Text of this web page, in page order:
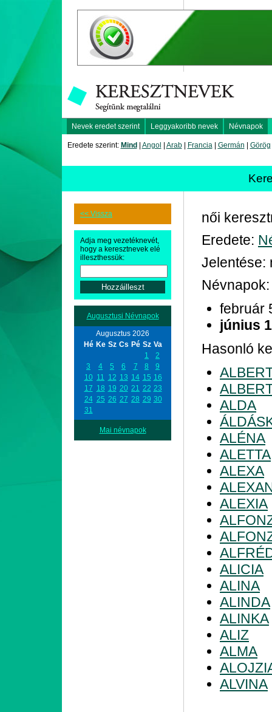
Nevek eredet szerint Leggyakoribb nevek Névnapok
Eredete szerint: Mind Angol Arab| Francia| Germán Görög
<< Vissza
Adja meg vezetéknevét,
hogy a keresztnevek elé
illeszthessük:
Augusztusi Névnapok
Augusztus 2026
Hé Ke Sz Cs Pé Sz Va
1
2
3
4 5 6 7 8
9
10 11 12 13 14 15 16
17 18 19 20 21 22 23
24 25 26 27 28 29 30
31
Mai névnapok
női
Eredete:
Jelentése:
Névnapok:
február
június
Hasonló
ALDA
ALÉNA
ALETTA
ALEXA
ALEXIA
ALICIA
ALINA
ALINDA
ALINKA
ALIZ
ALMA
ALVINA